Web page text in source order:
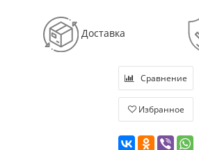
Доставка
Сравнение
Избранное